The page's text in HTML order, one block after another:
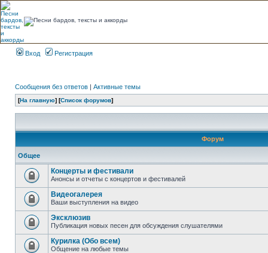
Вход Регистрация
Сообщения без ответов | Активные темы
[На главную] [Список форумов]
Форум
Общее
Концерты и фестивали
Анонсы и отчеты с концертов и фестивалей
Видеогалерея
Ваши выступления на видео
Эксклюзив
Публикация новых песен для обсуждения слушателями
Курилка (Обо всем)
Общение на любые темы